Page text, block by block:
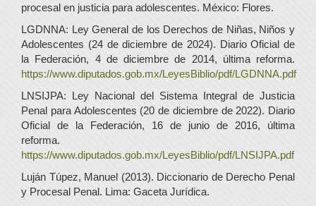
procesal en justicia para adolescentes. México: Flores.
LGDNNA: Ley General de los Derechos de Niñas, Niños y
Adolescentes (24 de diciembre de 2024). Diario Oficial de
la Federación, 4 de diciembre de 2014, última reforma.
https://www.diputados.gob.mx/LeyesBiblio/pdf/LGDNNA.pdf
LNSIJPA: Ley Nacional del Sistema Integral de Justicia
Penal para Adolescentes (20 de diciembre de 2022). Diario
Oficial de la Federación, 16 de junio de 2016, última
reforma.
https://www.diputados.gob.mx/LeyesBiblio/pdf/LNSIJPA.pdf
Luján Túpez, Manuel (2013). Diccionario de Derecho Penal
y Procesal Penal. Lima: Gaceta Jurídica.